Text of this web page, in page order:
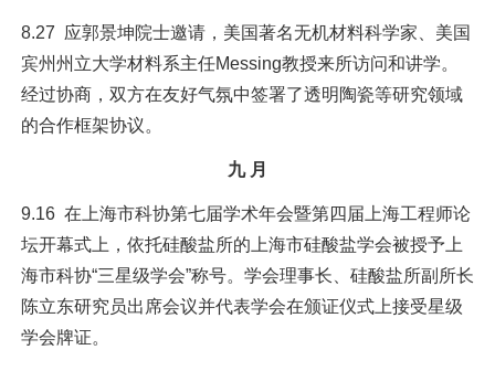
8.27 应郭景坤院士邀请，美国著名无机材料科学家、美国
宾州州立大学材料系主任Messing教授来所访问和讲学。
经过协商，双方在友好气氛中签署了透明陶瓷等研究领域
的合作框架协议。
九 月
9.16 在上海市科协第七届学术年会暨第四届上海工程师论
坛开幕式上，依托硅酸盐所的上海市硅酸盐学会被授予上
海市科协“三星级学会”称号。学会理事长、硅酸盐所副所长
陈立东研究员出席会议并代表学会在颁证仪式上接受星级
学会牌证。